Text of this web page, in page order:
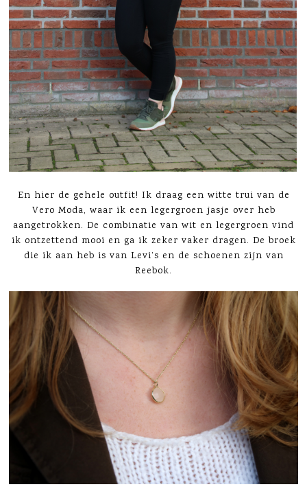
En hier de gehele outfit! Ik draag een witte trui van de
Vero Moda, waar ik een legergroen jasje over heb
aangetrokken. De combinatie van wit en legergroen vind
ik ontzettend mooi en ga ik zeker vaker dragen. De broek
die ik aan heb is van Levi’s en de schoenen zijn van
Reebok.